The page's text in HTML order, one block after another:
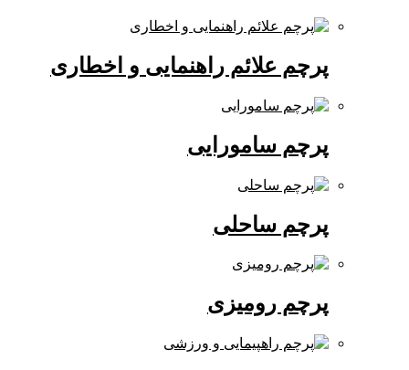
پرچم علائم راهنمایی و اخطاری
پرچم سامورایی
پرچم ساحلی
پرچم رومیزی